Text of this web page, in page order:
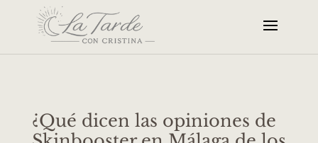
¿Qué dicen las opiniones de